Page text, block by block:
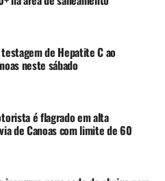
DTP (2ª dose reforço)
testagem de Hepatite C ao
neste sábado
é flagrado em alta
de Canoas com limite de 60